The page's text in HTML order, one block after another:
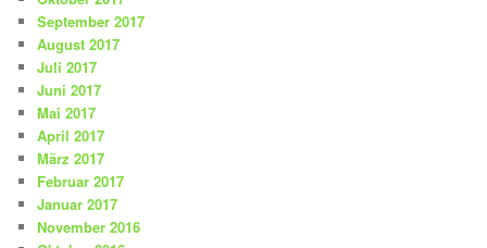
September 2017
August 2017
Juli 2017
Juni 2017
Mai 2017
April 2017
März 2017
Februar 2017
Januar 2017
November 2016